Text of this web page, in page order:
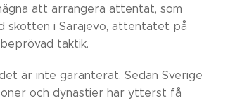
att arrangera attentat, som
skotten i Sarajevo, attentatet på
taktik.
är inte garanterat. Sedan Sverige
och dynastier har ytterst få